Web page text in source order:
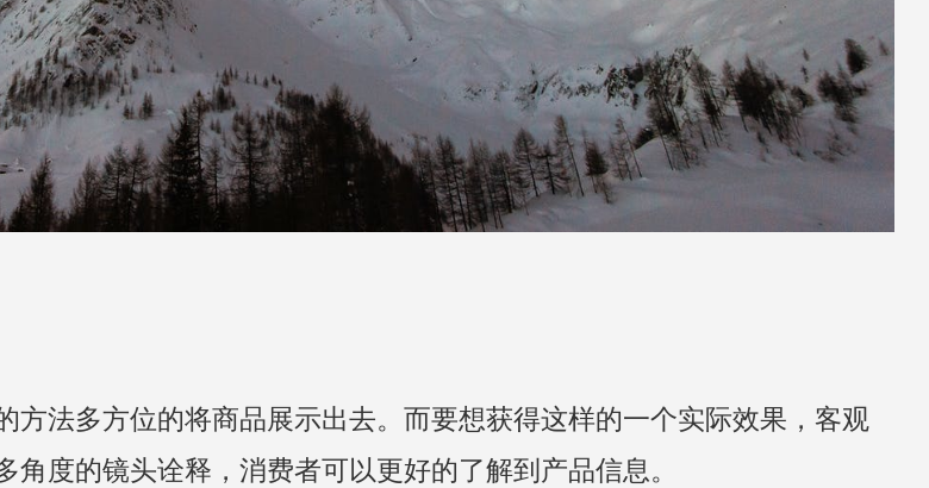
法多方位的将商品展示出去。而要想获得这样的一个实际效果，客观
度的镜头诠释，消费者可以更好的了解到产品信息。